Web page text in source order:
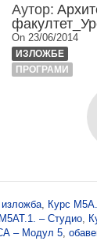
Аутор:
On 23/06/2014
ИЗЛОЖБЕ
ПРОГРАМИ
изложба Курс
– Студио
– Модул 5